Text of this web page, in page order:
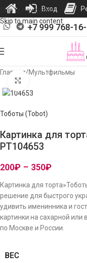
Skip to navigation
Skip to main content
+7 999 768-
Главная/Мультфильмы
Тоботы (Tobot)
Картинка для
PT104653
200₽ – 350₽
Картинка для
решение для быстрого
удивить именинника и
картинки на сахарной
по Москве и России.
ВЕС
Вход